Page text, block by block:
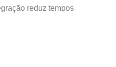
reduz tempos